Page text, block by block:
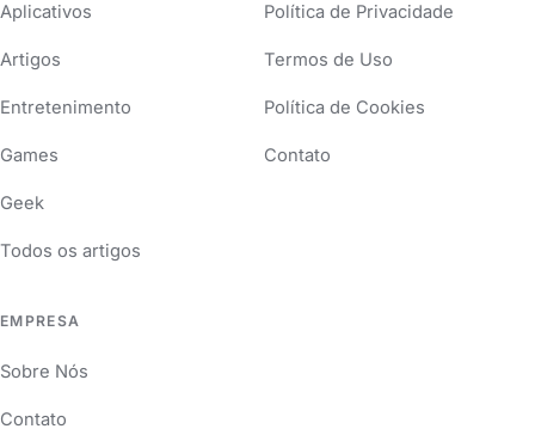
Aplicativos
Artigos
Entretenimento
Games
Geek
Todos os artigos
Política de Privacidade
Termos de Uso
Política de Cookies
Contato
EMPRESA
Sobre Nós
Contato